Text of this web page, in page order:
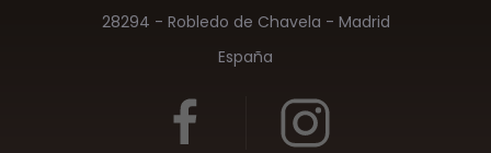
28294 - Robledo de Chavela - Madrid
España